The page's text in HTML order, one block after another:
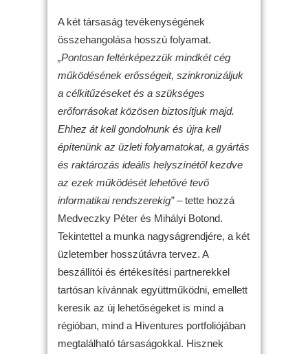
A két társaság tevékenységének
összehangolása hosszú folyamat.
„Pontosan feltérképezzük mindkét cég
működésének erősségeit, szinkronizáljuk
a célkitűzéseket és a szükséges
erőforrásokat közösen biztosítjuk majd.
Ehhez át kell gondolnunk és újra kell
építenünk az üzleti folyamatokat, a gyártás
és raktározás ideális helyszínétől kezdve
az ezek működését lehetővé tevő
informatikai rendszerekig”– tette hozzá
Medveczky Péter és Mihályi Botond.
Tekintettel a munka nagyságrendjére, a két
üzletember hosszútávra tervez. A
beszállítói és értékesítési partnerekkel
tartósan kívánnak együttműködni, emellett
keresik az új lehetőségeket is mind a
régióban, mind a Hiventures portfoliójában
megtalálható társaságokkal. Hisznek